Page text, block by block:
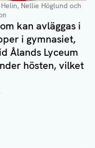
Nellie Höglund och
kan avläggas i
i gymnasiet,
Ålands Lyceum
hösten, vilket